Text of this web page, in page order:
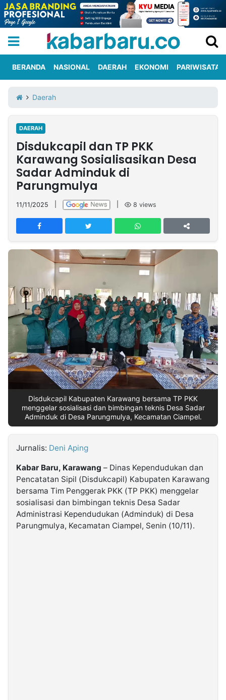
Iklan
Berita
Kami
Nasional
International
Olahraga
Entertainment
Daerah
Pariwisata
Kuliner
Kolom
Network
PT
TREETAN
MULTIMEDIA
INDONESIA
Insight
NTB
Suara
Time
Lens
IDN
Daily
Jogja
Jalan
Rakyat
Idealita
News
Kita
Notice
Dinamikapost.com
Radar
Baru
Seedbacklink
Follow
Kabarbaru
Kabarbaru.co
2026
Kabarbaru
BERANDA NASIONAL DAERAH EKONOMI PARIWISATA
Daerah
DAERAH
Disdukcapil dan TP PKK
Karawang Sosialisasikan Desa
Sadar Adminduk di
Parungmulya
11/11/2025 8 views
Disdukcapil Kabupaten Karawang bersama TP PKK
menggelar sosialisasi dan bimbingan teknis Desa Sadar
Adminduk di Desa Parungmulya, Kecamatan Ciampel.
Jurnalis: Deni Aping
Kabar Baru, Karawang – Dinas Kependudukan dan
Pencatatan Sipil (Disdukcapil) Kabupaten Karawang
bersama Tim Penggerak PKK (TP PKK) menggelar
sosialisasi dan bimbingan teknis Desa Sadar
Administrasi Kependudukan (Adminduk) di Desa
Parungmulya, Kecamatan Ciampel, Senin (10/11).